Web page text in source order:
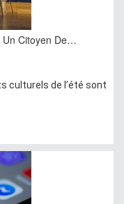
Un Citoyen De…
culturels de l’été sont